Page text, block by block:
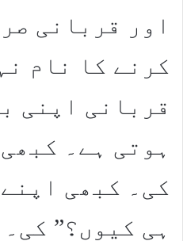
اور قربانی
کرنے کا نام
قربانی اپنی
ہوتی ہے۔
کی۔ کبھی
ہی کیوں؟” کی۔